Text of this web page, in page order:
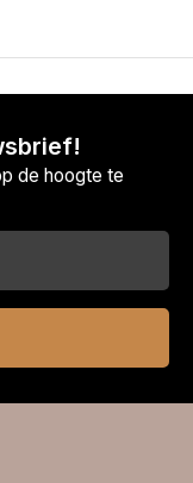
de hoogte te